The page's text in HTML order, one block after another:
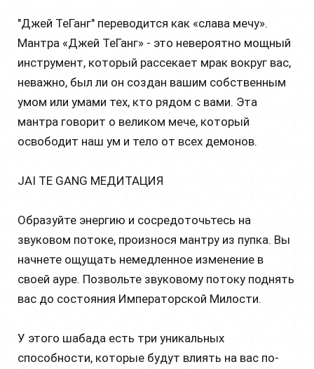
"Джей ТеГанг" переводится как «слава мечу».
Мантра «Джей ТеГанг» - это невероятно мощный
инструмент, который рассекает мрак вокруг вас,
неважно, был ли он создан вашим собственным
умом или умами тех, кто рядом с вами. Эта
мантра говорит о великом мече, который
освободит наш ум и тело от всех демонов.
JAI TE GANG МЕДИТАЦИЯ
Образуйте энергию и сосредоточьтесь на
звуковом потоке, произнося мантру из пупка. Вы
начнете ощущать немедленное изменение в
своей ауре. Позвольте звуковому потоку поднять
вас до состояния Императорской Милости.
У этого шабада есть три уникальных
способности, которые будут влиять на вас по-